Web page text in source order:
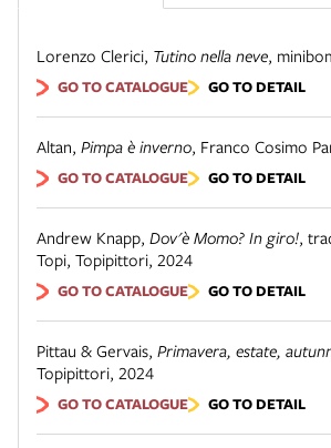
Lorenzo Clerici, Tutino nella neve,
GO TO CATALOGUE GO TO DETAIL
Altan, Pimpa è inverno, Franco Cosimo
GO TO CATALOGUE GO TO DETAIL
Andrew Knapp, Dov'è Momo? In giro!,
Topi, Topipittori, 2024
GO TO CATALOGUE GO TO DETAIL
Pittau & Gervais, Primavera, estate,
Topipittori, 2024
GO TO CATALOGUE GO TO DETAIL